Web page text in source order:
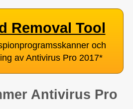
Removal Tool
och
av Antivirus Pro 2017*
Antivirus Pro